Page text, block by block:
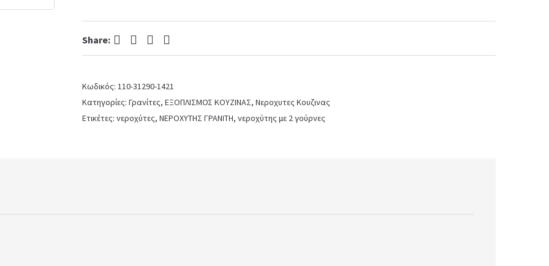
Cristalite
Asphalt
Share: Facebook Twitter Pinterest LinkedIn
Κωδικός: 110-31290-1421
Κατηγορίες: Γρανίτες, ΕΞΟΠΛΙΣΜΟΣ ΚΟΥΖΙΝΑΣ, Νεροχυτες Κουζινας
Ετικέτες: νεροχύτες, ΝΕΡΟΧΥΤΗΣ ΓΡΑΝΙΤΗ, νεροχύτης με 2 γούρνες